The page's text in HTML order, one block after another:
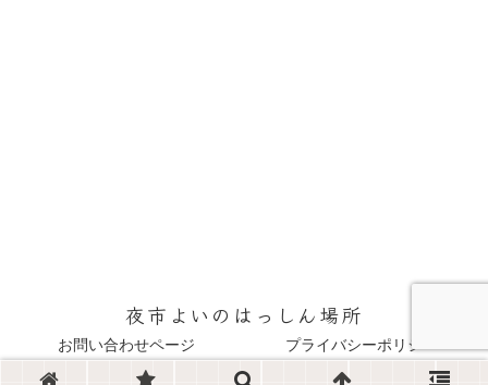
夜市よいのはっしん場所
お問い合わせページ プライバシーポリシー